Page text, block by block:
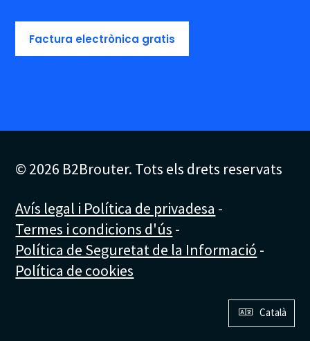
Factura electrònica gratis
© 2026 B2Brouter. Tots els drets reservats
Avís legal i Política de privadesa -
Termes i condicions d'ús -
Política de Seguretat de la Informació -
Política de cookies
Català